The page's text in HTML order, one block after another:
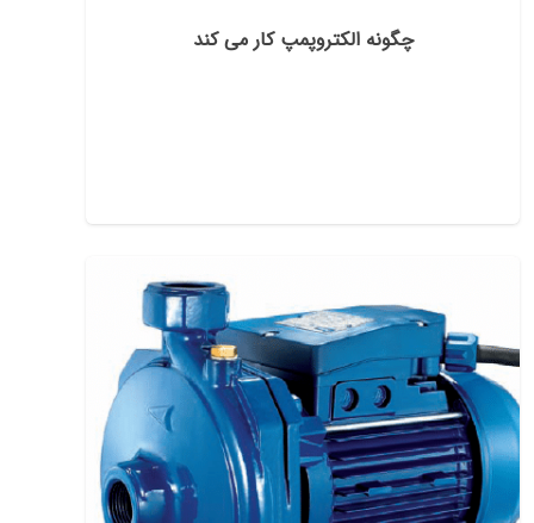
چگونه الکتروپمپ کار می کند